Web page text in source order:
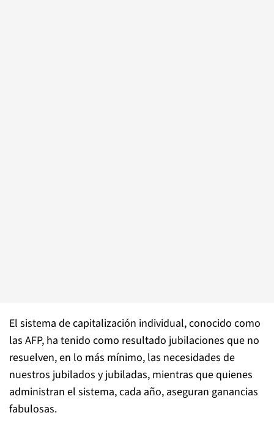
El sistema de capitalización individual, conocido como
las AFP, ha tenido como resultado jubilaciones que no
resuelven, en lo más mínimo, las necesidades de
nuestros jubilados y jubiladas, mientras que quienes
administran el sistema, cada año, aseguran ganancias
fabulosas.